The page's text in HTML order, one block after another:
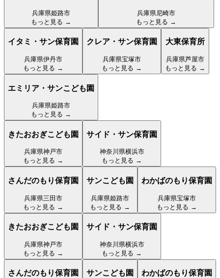
兵庫県姫路市
もっと見る →
兵庫県尼崎市
もっと見る →
イタミ・サン保育園
兵庫県伊丹市
もっと見る →
クレア・サン保育園
兵庫県宝塚市
もっと見る →
大東保育所
兵庫県芦屋市
もっと見る →
エミリア・サンこども園
兵庫県姫路市
もっと見る →
きたおおぎこども園
兵庫県神戸市
もっと見る →
サイド・サン保育園
神奈川県横浜市
もっと見る →
さんだのもり保育園
兵庫県三田市
もっと見る →
サンこども園
兵庫県姫路市
もっと見る →
わかばのもり保育園
兵庫県宝塚市
もっと見る →
きたおおぎこども園
兵庫県神戸市
もっと見る →
サイド・サン保育園
神奈川県横浜市
もっと見る →
さんだのもり保育園 サンこども園 わかばのもり保育園